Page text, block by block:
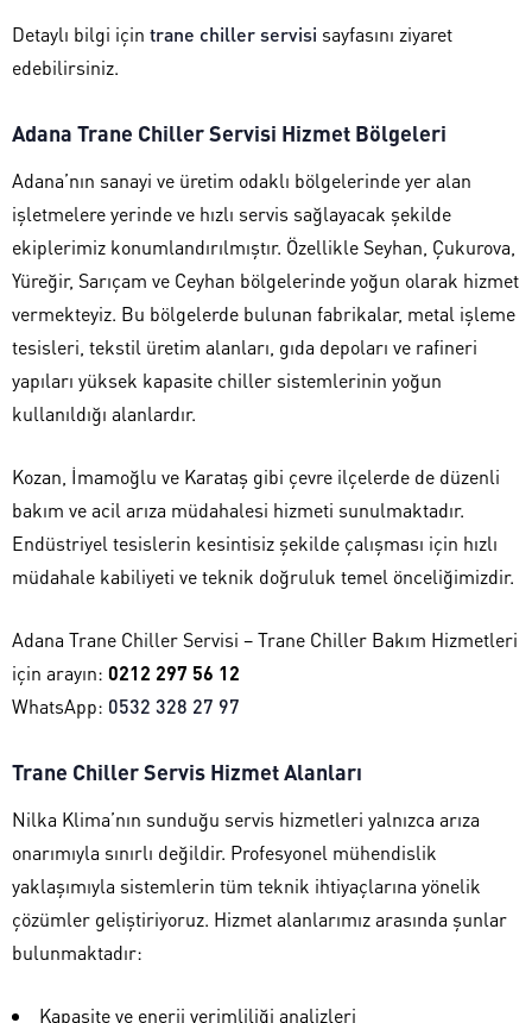
Detaylı bilgi için trane chiller servisi sayfasını ziyaret
edebilirsiniz.
Adana Trane Chiller Servisi Hizmet Bölgeleri
Adana’nın sanayi ve üretim odaklı bölgelerinde yer alan
işletmelere yerinde ve hızlı servis sağlayacak şekilde
ekiplerimiz konumlandırılmıştır. Özellikle Seyhan, Çukurova,
Yüreğir, Sarıçam ve Ceyhan bölgelerinde yoğun olarak hizmet
vermekteyiz. Bu bölgelerde bulunan fabrikalar, metal işleme
tesisleri, tekstil üretim alanları, gıda depoları ve rafineri
yapıları yüksek kapasite chiller sistemlerinin yoğun
kullanıldığı alanlardır.
Kozan, İmamoğlu ve Karataş gibi çevre ilçelerde de düzenli
bakım ve acil arıza müdahalesi hizmeti sunulmaktadır.
Endüstriyel tesislerin kesintisiz şekilde çalışması için hızlı
müdahale kabiliyeti ve teknik doğruluk temel önceliğimizdir.
Adana Trane Chiller Servisi – Trane Chiller Bakım Hizmetleri
için arayın: 0212 297 56 12
WhatsApp: 0532 328 27 97
Trane Chiller Servis Hizmet Alanları
Nilka Klima’nın sunduğu servis hizmetleri yalnızca arıza
onarımıyla sınırlı değildir. Profesyonel mühendislik
yaklaşımıyla sistemlerin tüm teknik ihtiyaçlarına yönelik
çözümler geliştiriyoruz. Hizmet alanlarımız arasında şunlar
bulunmaktadır:
Kapasite ve enerji verimliliği analizleri